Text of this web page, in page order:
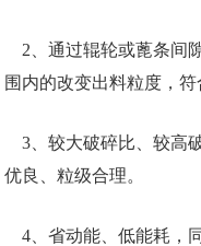
2、通过辊轮或蓖条间
围内的改变出料粒度，符
3、较大破碎比、较高
优良、粒级合理。
4、省动能、低能耗，